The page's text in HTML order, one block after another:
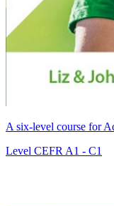
A six-level course for
Level CEFR A1 - C1